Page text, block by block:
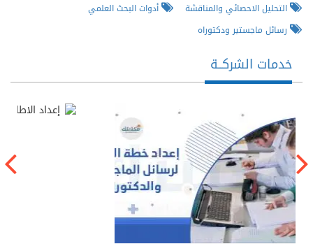
التحليل الاحصائي والمناقشة
أدوات البحث العلمي
رسائل ماجستير ودكتوراه
خدمات الشركــة